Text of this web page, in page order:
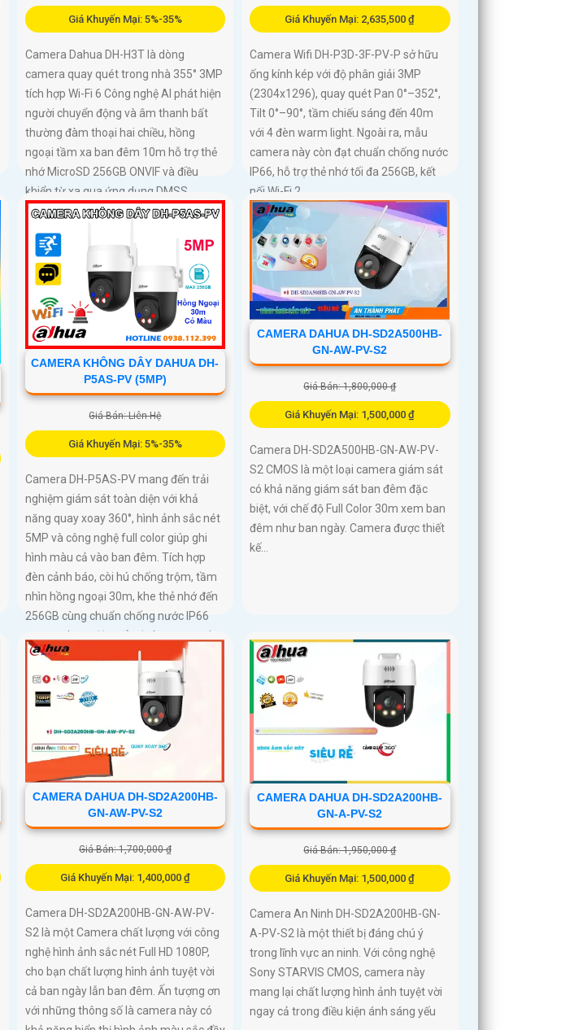
Giá Khuyến Mại: 5%-35%
Camera Dahua DH-H3T là dòng
camera quay quét trong nhà 355° 3MP
tích hợp Wi-Fi 6 Công nghệ AI phát hiện
người chuyển động và âm thanh bất
thường đàm thoại hai chiều, hồng
ngoại tầm xa ban đêm 10m hỗ trợ thẻ
nhớ MicroSD 256GB ONVIF và điều
khiển từ xa qua ứng dụng DMSS
Giá Khuyến Mại: 2,635,500 ₫
Camera Wifi DH-P3D-3F-PV-P sở hữu
ống kính kép với độ phân giải 3MP
(2304x1296), quay quét Pan 0°–352°,
Tilt 0°–90°, tầm chiếu sáng đến 40m
với 4 đèn warm light. Ngoài ra, mẫu
camera này còn đạt chuẩn chống nước
IP66, hỗ trợ thẻ nhớ tối đa 256GB, kết
nối Wi-Fi 2
CAMERA KHÔNG DÂY DAHUA DH-
P5AS-PV (5MP)
Giá Bán: Liên Hệ
Giá Khuyến Mại: 5%-35%
Camera DH-P5AS-PV mang đến trải
nghiệm giám sát toàn diện với khả
năng quay xoay 360°, hình ảnh sắc nét
5MP và công nghệ full color giúp ghi
hình màu cả vào ban đêm. Tích hợp
đèn cảnh báo, còi hú chống trộm, tầm
nhìn hồng ngoại 30m, khe thẻ nhớ đến
256GB cùng chuẩn chống nước IP66
camera hoạt động ổn định trong mọi
điều kiện
CAMERA DAHUA DH-SD2A500HB-
GN-AW-PV-S2
Giá Bán: 1,800,000 ₫
Giá Khuyến Mại: 1,500,000 ₫
Camera DH-SD2A500HB-GN-AW-PV-
S2 CMOS là một loại camera giám sát
có khả năng giám sát ban đêm đặc
biệt, với chế độ Full Color 30m xem ban
đêm như ban ngày. Camera được thiết
kế...
CAMERA DAHUA DH-SD2A200HB-
GN-AW-PV-S2
Giá Bán: 1,700,000 ₫
Giá Khuyến Mại: 1,400,000 ₫
Camera DH-SD2A200HB-GN-AW-PV-
S2 là một Camera chất lượng với công
nghệ hình ảnh sắc nét Full HD 1080P,
cho bạn chất lượng hình ảnh tuyệt vời
cả ban ngày lẫn ban đêm. Ấn tượng ơn
với những thông số là camera này có
CAMERA DAHUA DH-SD2A200HB-
GN-A-PV-S2
Giá Bán: 1,950,000 ₫
Giá Khuyến Mại: 1,500,000 ₫
Camera An Ninh DH-SD2A200HB-GN-
A-PV-S2 là một thiết bị đáng chú ý
trong lĩnh vực an ninh. Với công nghệ
Sony STARVIS CMOS, camera này
mang lại chất lượng hình ảnh tuyệt vời
ngay cả trong điều kiện ánh sáng yếu